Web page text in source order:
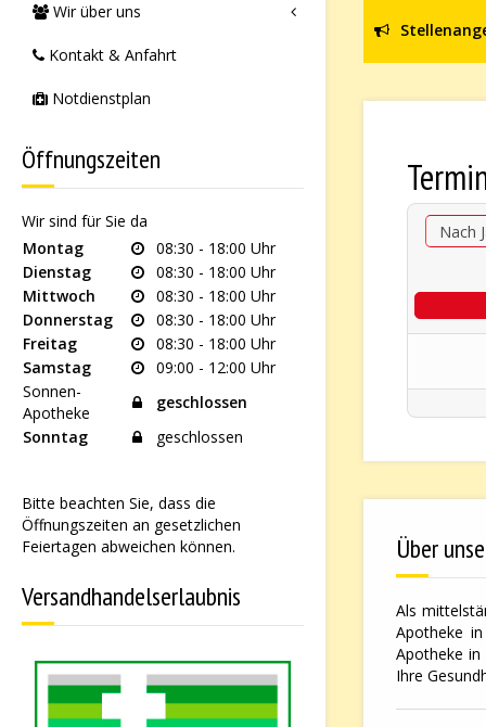
Wir über uns
Kontakt & Anfahrt
Notdienstplan
Öffnungszeiten
Wir sind für Sie da
Montag
08:30 - 18:00 Uhr
Dienstag
08:30 - 18:00 Uhr
Mittwoch
08:30 - 18:00 Uhr
Donnerstag
08:30 - 18:00 Uhr
Freitag
08:30 - 18:00 Uhr
Samstag
09:00 - 12:00 Uhr
Sonnen-
Apotheke
geschlossen
Sonntag
geschlossen
Bitte beachten Sie, dass die
Öffnungszeiten an gesetzlichen
Feiertagen abweichen können.
Versandhandelserlaubnis
Nach
Über
Als
Apotheke
Apotheke in
Ihre